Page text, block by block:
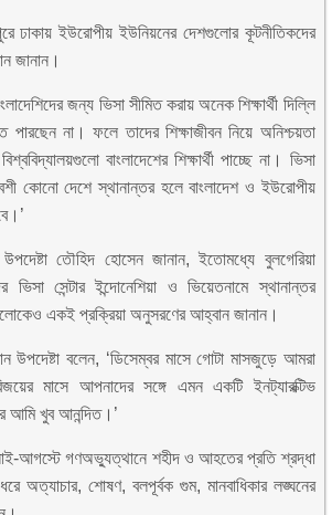
ঢাকায় ইউরোপীয় ইউনিয়নের দেশগুলোর কূটনীতিকদের
জানান।
জন্য ভিসা সীমিত করায় অনেক শিক্ষার্থী দিল্লি
পারছেন না। ফলে তাদের শিক্ষাজীবন নিয়ে অনিশ্চয়তা
বাংলাদেশের শিক্ষার্থী পাচ্ছে না। ভিসা
কোনো দেশে স্থানান্তর হলে বাংলাদেশ ও ইউরোপীয়
তৌহিদ হোসেন জানান, ইতোমধ্যে বুলগেরিয়া
ভিসা সেন্টার ইন্দোনেশিয়া ও ভিয়েতনামে স্থানান্তর
একই প্রক্রিয়া অনুসরণের আহ্বান জানান।
উপদেষ্টা বলেন, ‘ডিসেম্বর মাসে গোটা মাসজুড়ে আমরা
মাসে আপনাদের সঙ্গে এমন একটি ইনট্যারক্টিভ
আমি খুব আনন্দিত।’
আগস্টে গণঅভ্যুত্থানে শহীদ ও আহতের প্রতি শ্রদ্ধা
অত্যাচার, শোষণ, বলপূর্বক গুম, মানবাধিকার লঙ্ঘনের